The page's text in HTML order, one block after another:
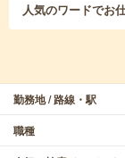
人気のワードでお
勤務地 / 路線・駅
職種